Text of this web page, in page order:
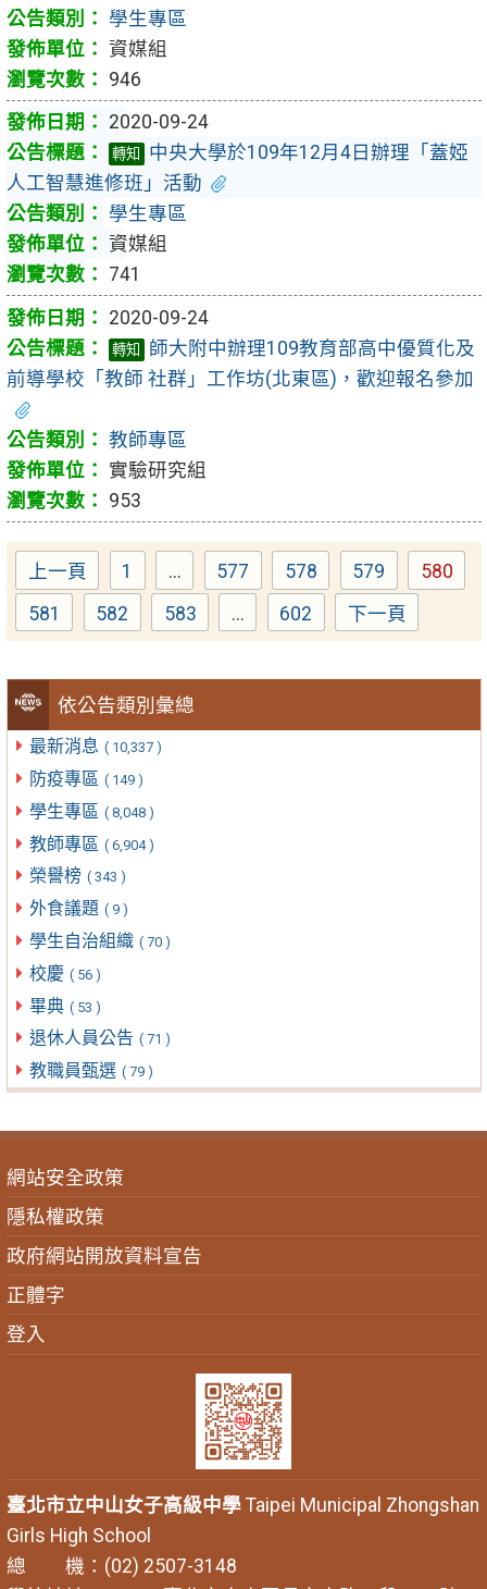
依公告類別彙總
最新消息 ( 10,337 )
防疫專區 ( 149 )
學生專區 ( 8,048 )
教師專區 ( 6,904 )
榮譽榜 ( 343 )
外食議題 ( 9 )
學生自治組織 ( 70 )
校慶 ( 56 )
畢典 ( 53 )
退休人員公告 ( 71 )
教職員甄選 ( 79 )
學生專區
資媒組
946
2020-09-24
轉知
中央大學於109年12月4日辦理「蓋婭
人工智慧進修班」活動
學生專區
資媒組
741
2020-09-24
轉知
師大附中辦理109教育部高中優質化及
前導學校「教師 社群」工作坊(北東區)，歡迎報名參加
教師專區
實驗研究組
953
上一頁 Page
1 ... Page
577 Page
578 Page
579 Page
580
Page
581 Page
582 Page
583 ... Page
602 下一頁
網站安全政策
隱私權政策
政府網站開放資料宣告
正體字
登入
臺北市立中山女子高級中學Taipei Municipal Zhongshan
Girls High School
總 機：(02) 2507-3148